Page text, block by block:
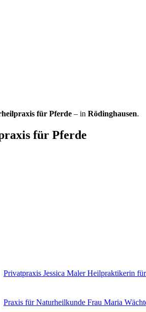
für Pferde – in Rödinghausen.
für Pferde
Privatpraxis Jessica Maler Heilpraktikerin
Praxis für Naturheilkunde Frau Maria